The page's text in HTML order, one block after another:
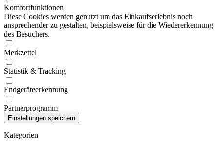
Komfortfunktionen
Diese Cookies werden genutzt um das Einkaufserlebnis noch
ansprechender zu gestalten, beispielsweise für die Wiedererkennung
des Besuchers.
Merkzettel
Statistik & Tracking
Endgeräteerkennung
Partnerprogramm
Kategorien